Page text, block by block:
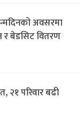
अवसरमा
बेडसिट वितरण
२१ परिवार बढी